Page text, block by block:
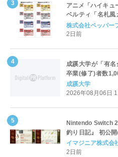
アニメ「ハイキュ
ベルティ「名札風
対応についてのご
株式会社ペッパー
2日前
成蹊大学が「有
卒業(修了)者数
全国第1位を獲得
4.3pt）に伸長、東
成蹊大学
2026年08月06日
Nintendo Switch
釣り日記』 初公
公開！
イマジニア株式会
2日前